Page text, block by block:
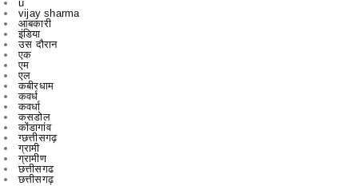
u
vijay sharma
आबकारी
इंडिया
उस दौरान
एक
एम
एल
कबीरधाम
कवर्ध
कवर्धा
कसडोल
कोंडागांव
ग्छत्तीसगढ़
ग्रामी
ग्रामीण
छत्तीसगढ
छत्तीसगढ़